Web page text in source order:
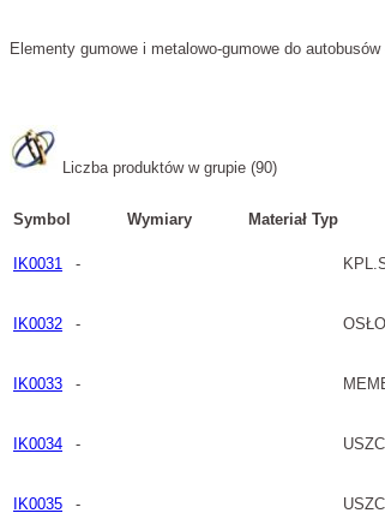
Elementy gumowe i metalowo-gumowe do autobusów
Liczba produktów w grupie (90)
Symbol Wymiary Materiał Typ
IK0031 -
IK0032 -
IK0033 -
IK0034 -
IK0035 -